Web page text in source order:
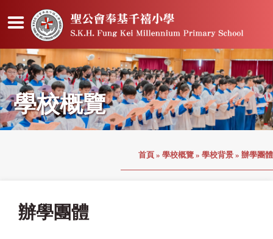
學校概覽
首頁 » 學校概覽 » 學校背景 » 辦學團體
辦學團體